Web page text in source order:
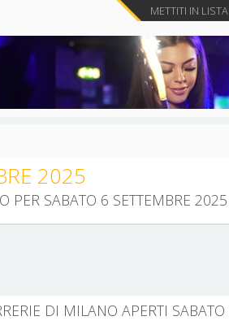
METTITI IN LISTA
SETTEMBRE 2025
SCOPRI TUTTI GLI EVENTI IN PROGRAMMA A MILANO PER SABATO 6 SETTEMBRE 2025
DI MILANO APERTI SABATO 6